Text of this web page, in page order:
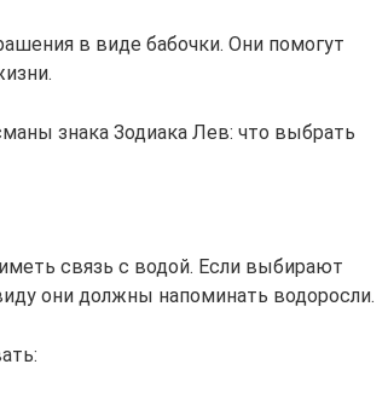
в виде бабочки. Они помогут
знака Зодиака Лев: что выбрать
связь с водой. Если выбирают
они должны напоминать водоросли.